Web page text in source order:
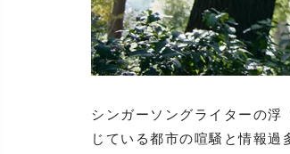
シンガーソングライターの
じている都市の喧騒と情報